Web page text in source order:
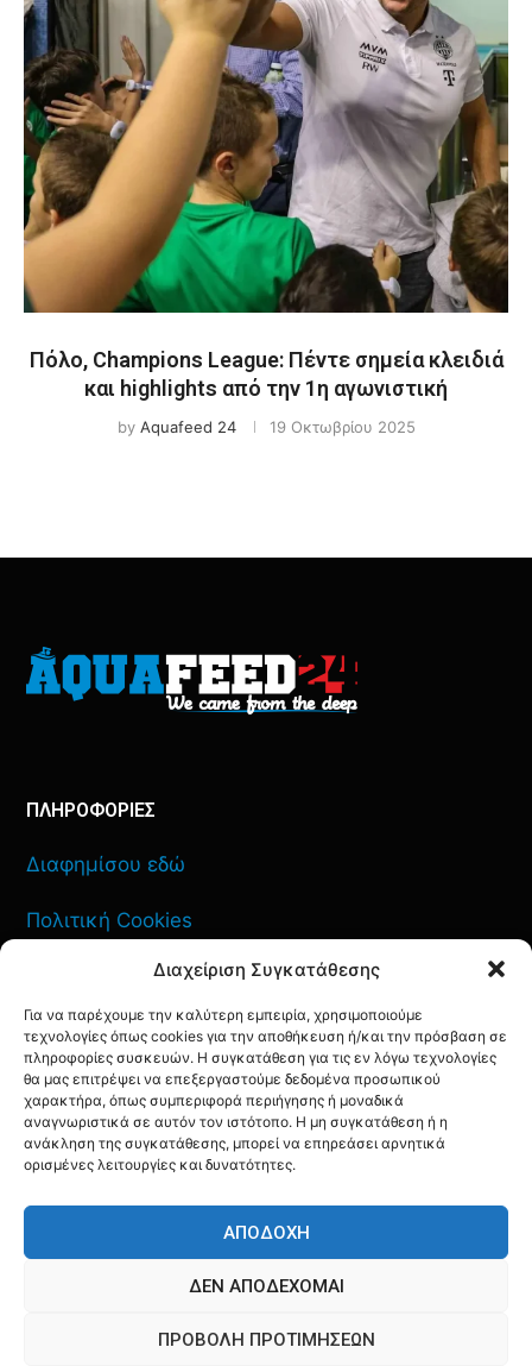
Διαχείριση Συγκατάθεσης
Για να παρέχουμε την καλύτερη εμπειρία, χρησιμοποιούμε
τεχνολογίες όπως cookies για την αποθήκευση ή/και την πρόσβαση σε
πληροφορίες συσκευών. Η συγκατάθεση για τις εν λόγω τεχνολογίες
θα μας επιτρέψει να επεξεργαστούμε δεδομένα προσωπικού
χαρακτήρα, όπως συμπεριφορά περιήγησης ή μοναδικά
αναγνωριστικά σε αυτόν τον ιστότοπο. Η μη συγκατάθεση ή η
ανάκληση της συγκατάθεσης, μπορεί να επηρεάσει αρνητικά
ορισμένες λειτουργίες και δυνατότητες.
ΑΠΟΔΟΧΉ
ΔΕΝ ΑΠΟΔΈΧΟΜΑΙ
ΠΡΟΒΟΛΉ ΠΡΟΤΙΜΉΣΕΩΝ
Πόλο, Champions League: Πέντε σημεία κλειδιά
και highlights από την 1η αγωνιστική
by Aquafeed 24 19 Οκτωβρίου 2025
ΠΛΗΡΟΦΟΡΙΕΣ
Διαφημίσου εδώ
Πολιτική Cookies
Πολιτική Απορρήτου
ΕΠΙΚΟΙΝΩΝΙΑ
YOUTUBE